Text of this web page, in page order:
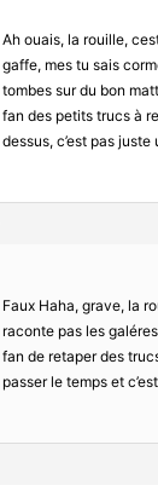
Ah ouais, la rouille,
gaffe, mes tu sais
tombes sur du bon
fan des petits trucs à
dessus, c’est pas
Faux Haha, grave, la
raconte pas les
fan de retaper des
passer le temps et